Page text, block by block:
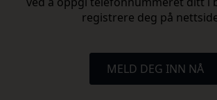
registrere deg på
MELD DEG INN NÅ